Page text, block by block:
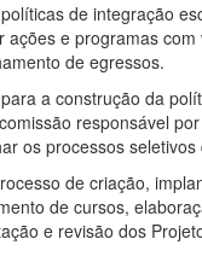
de integração
ações e programas com
de egressos.
a construção da
responsável
os processos seletivos
de criação,
de cursos,
e revisão dos